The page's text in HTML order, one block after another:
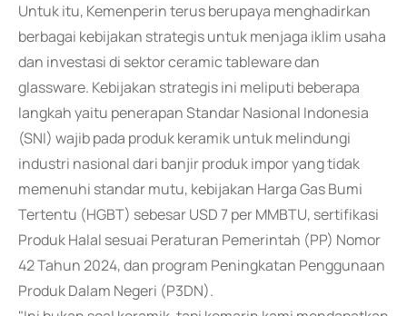
Untuk itu, Kemenperin terus berupaya menghadirkan
berbagai kebijakan strategis untuk menjaga iklim usaha
dan investasi di sektor ceramic tableware dan
glassware. Kebijakan strategis ini meliputi beberapa
langkah yaitu penerapan Standar Nasional Indonesia
(SNI) wajib pada produk keramik untuk melindungi
industri nasional dari banjir produk impor yang tidak
memenuhi standar mutu, kebijakan Harga Gas Bumi
Tertentu (HGBT) sebesar USD 7 per MMBTU, sertifikasi
Produk Halal sesuai Peraturan Pemerintah (PP) Nomor
42 Tahun 2024, dan program Peningkatan Penggunaan
Produk Dalam Negeri (P3DN).